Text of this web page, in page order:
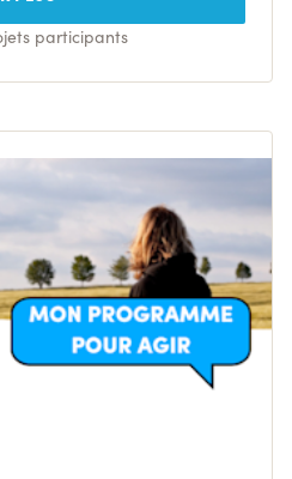
participants